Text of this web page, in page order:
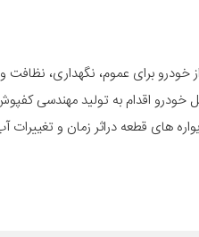
از خودرو برای عموم، نگهداری،
خودرو اقدام به تولید مهندسی
های قطعه دراثر زمان و